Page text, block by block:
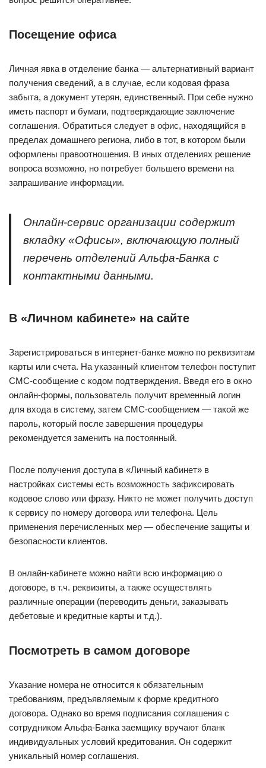
Посещение офиса
Личная явка в отделение банка — альтернативный вариант
получения сведений, а в случае, если кодовая фраза
забыта, а документ утерян, единственный. При себе нужно
иметь паспорт и бумаги, подтверждающие заключение
соглашения. Обратиться следует в офис, находящийся в
пределах домашнего региона, либо в тот, в котором были
оформлены правоотношения. В иных отделениях решение
вопроса возможно, но потребует большего времени на
запрашивание информации.
Онлайн-сервис организации содержит
вкладку «Офисы», включающую полный
перечень отделений Альфа-Банка с
контактными данными.
В «Личном кабинете» на сайте
Зарегистрироваться в интернет-банке можно по реквизитам
карты или счета. На указанный клиентом телефон поступит
СМС-сообщение с кодом подтверждения. Введя его в окно
онлайн-формы, пользователь получит временный логин
для входа в систему, затем СМС-сообщением — такой же
пароль, который после завершения процедуры
рекомендуется заменить на постоянный.
После получения доступа в «Личный кабинет» в
настройках системы есть возможность зафиксировать
кодовое слово или фразу. Никто не может получить доступ
к сервису по номеру договора или телефона. Цель
применения перечисленных мер — обеспечение защиты и
безопасности клиентов.
В онлайн-кабинете можно найти всю информацию о
договоре, в т.ч. реквизиты, а также осуществлять
различные операции (переводить деньги, заказывать
дебетовые и кредитные карты и т.д.).
Посмотреть в самом договоре
Указание номера не относится к обязательным
требованиям, предъявляемым к форме кредитного
договора. Однако во время подписания соглашения с
сотрудником Альфа-Банка заемщику вручают бланк
индивидуальных условий кредитования. Он содержит
уникальный номер соглашения.